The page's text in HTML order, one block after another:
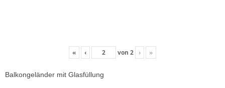
« ‹ von 2 › »
Balkongeländer mit Glasfüllung